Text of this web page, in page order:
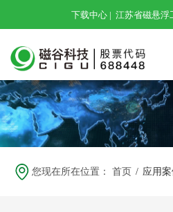
下载中心 |江苏省磁悬浮
您现在所在位置：首页 / 应用案